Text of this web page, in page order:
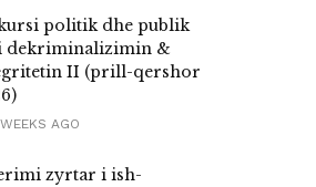
politik dhe publik
dekriminalizimin &
II (prill-qershor
AGO
zyrtar i ish-